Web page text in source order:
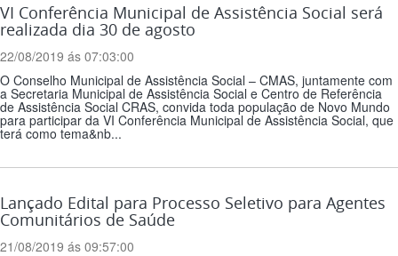
VI Conferência Municipal de Assistência Social será
realizada dia 30 de agosto
22/08/2019 ás 07:03:00
O Conselho Municipal de Assistência Social – CMAS, juntamente com
a Secretaria Municipal de Assistência Social e Centro de Referência
de Assistência Social CRAS, convida toda população de Novo Mundo
para participar da VI Conferência Municipal de Assistência Social, que
terá como tema&nb...
Lançado Edital para Processo Seletivo para Agentes
Comunitários de Saúde
21/08/2019 ás 09:57:00